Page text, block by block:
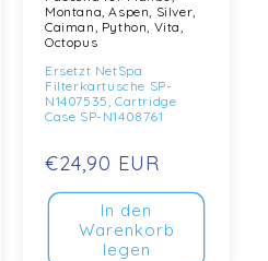
Montana, Aspen, Silver,
Caiman, Python, Vita,
Octopus
Ersetzt NetSpa
Filterkartusche SP-
N1407535, Cartridge
Case SP-N1408761
Normaler
Preis
€24,90 EUR
In den
Warenkorb
legen